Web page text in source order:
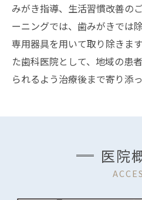
みがき指導、生活習慣改善の
ーニングでは、歯みがきでは
専用器具を用いて取り除きま
た歯科医院として、地域の患
られるよう治療後まで寄り添っ
医院